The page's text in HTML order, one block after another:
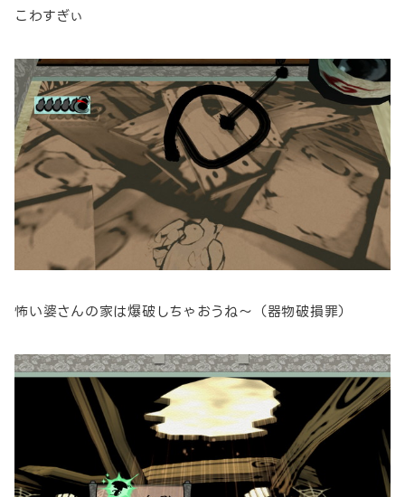
こわすぎぃ
怖い婆さんの家は爆破しちゃおうね～（器物破損罪）